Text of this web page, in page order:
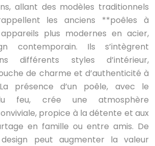
allant des modèles traditionnels
les anciens **poêles à
plus modernes en acier,
contemporain. Ils s’intègrent
différents styles d’intérieur,
de charme et d’authenticité à
présence d’un poêle, avec le
feu, crée une atmosphère
propice à la détente et aux
en famille ou entre amis. De
peut augmenter la valeur